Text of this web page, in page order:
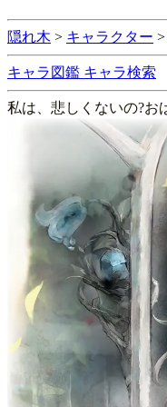
隠れ木 > キャラクター >
キャラ図鑑 キャラ検索
私は、悲しくないの?